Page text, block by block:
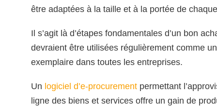
être adaptées à la taille et à la portée de
Il s’agit là d’étapes fondamentales d’un bon
devraient être utilisées régulièrement comme
exemplaire dans toutes les entreprises.
Un logiciel d’e-procurement permettant
ligne des biens et services offre un gain de